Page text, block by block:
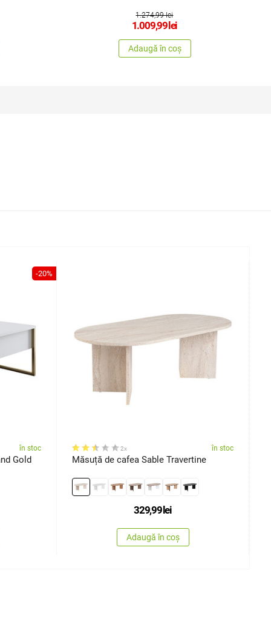
1.274,99 lei
1.009,99lei
Adaugă în coș
-20%
în stoc
Gold
2x în stoc
Măsuță de cafea Sable Travertine
329,99lei
Adaugă în coș